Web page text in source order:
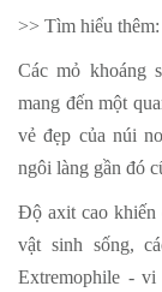
>> Tìm hiểu thêm:
Các mỏ khoáng
mang đến một
vẻ đẹp của núi
ngôi làng gần đó
Độ axit cao khiến
vật sinh sống,
Extremophile -